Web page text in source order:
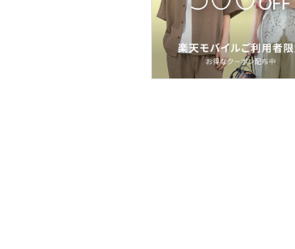
コフレ・キット・セット
食器・調理器具・キッチ